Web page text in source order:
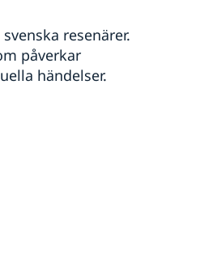
resenärer.
påverkar
händelser.